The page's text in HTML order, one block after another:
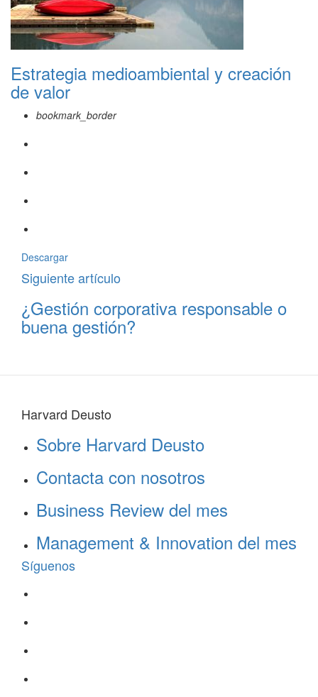
Estrategia medioambiental y creación
de valor
bookmark_border
Descargar
Siguiente artículo
¿Gestión corporativa responsable o
buena gestión?
Harvard Deusto
Sobre Harvard Deusto
Contacta con nosotros
Business Review del mes
Management & Innovation del mes
Síguenos